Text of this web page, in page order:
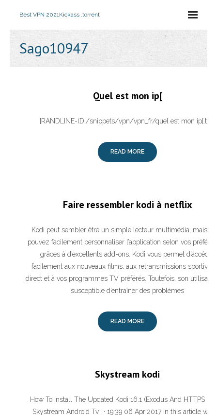
Best VPN 2021Kickass .torrent
Sago10947
Quel est mon ip[
[RANDLINE-(D:/snippets/vpn/vpn_fr/quel est mon ip[.txt)]
READ MORE
Faire ressembler kodi à netflix
Kodi peut sembler être un simple lecteur multimédia, mais
pouvez facilement personnaliser l’application selon vos
grâces à d’excellents add-ons. Kodi vous permet d’accéder
facilement aux nouveaux films, aux retransmissions sportives
direct et à vos programmes TV préférés. Toutefois, son
susceptible d’entraîner des problèmes
READ MORE
Skystream kodi
How To Install The Updated Kodi 16.1 (Exodus And HTTPS
Skystream Android Tv… · 19:39 06 Apr 2017 In this article we